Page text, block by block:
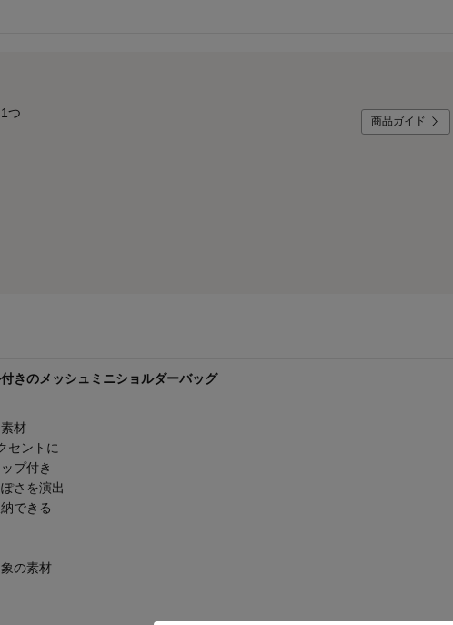
つ
節可能
商品ガイド
きのメッシュミニショルダーバッグ
材
セントに
プ付き
さを演出
できる
の素材